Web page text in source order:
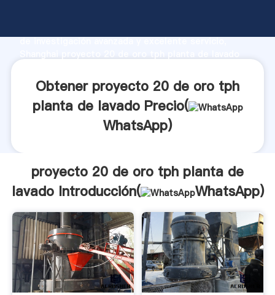
de investigación avanzada y excelente servicio,
clientes.
Obtener proyecto 20 de oro tph
planta de lavado Precio(
WhatsApp)
proyecto 20 de oro tph planta de
lavado Introducción(
WhatsApp)